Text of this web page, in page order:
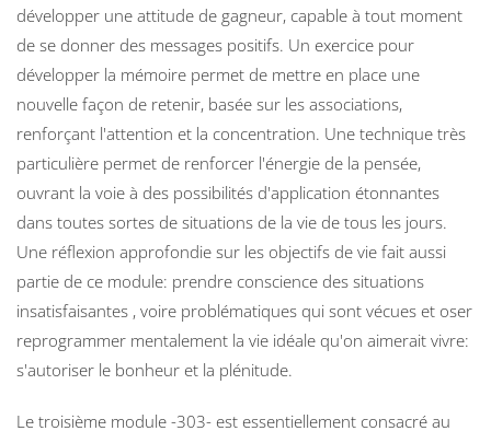
développer une attitude de gagneur, capable à tout moment
de se donner des messages positifs. Un exercice pour
développer la mémoire permet de mettre en place une
nouvelle façon de retenir, basée sur les associations,
renforçant l'attention et la concentration. Une technique très
particulière permet de renforcer l'énergie de la pensée,
ouvrant la voie à des possibilités d'application étonnantes
dans toutes sortes de situations de la vie de tous les jours.
Une réflexion approfondie sur les objectifs de vie fait aussi
partie de ce module: prendre conscience des situations
insatisfaisantes , voire problématiques qui sont vécues et oser
reprogrammer mentalement la vie idéale qu'on aimerait vivre:
s'autoriser le bonheur et la plénitude.
Le troisième module -303- est essentiellement consacré au